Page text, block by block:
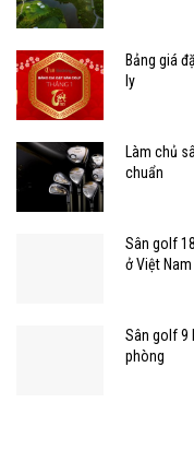
Bảng giá
ly
Làm chủ
chuẩn
Sân golf
ở Việt Nam
Sân golf 9
phòng